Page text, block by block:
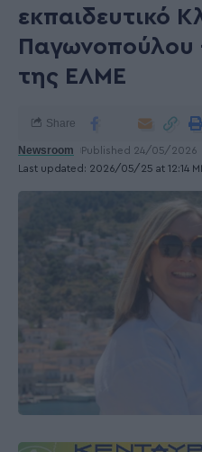
εκπαιδευτικό
Παγωνοπούλου
της ΕΛΜΕ
Last updated: 2026/05/25 at 12:14
Newsroom Published 24/05/2026
Share